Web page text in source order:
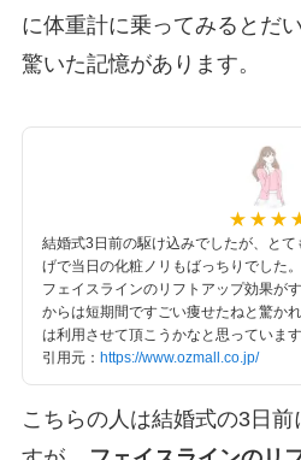
に体重計に乗ってみるとだ
驚いた記憶があります。
結婚式3日前の駆け込みでしたが、と
げで当日の化粧ノリもばっちりでした。
フェイスラインのリフトアップ効果が
からは短期間ですごい痩せたねと驚か
は利用させて頂こうかなと思っています
引用元： https://www.ozmall.co.jp/
こちらの人は結婚式の3日